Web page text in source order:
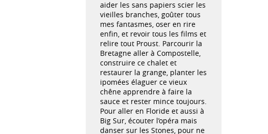
aider les sans papiers scier les
vieilles branches, goûter tous
mes fantasmes, oser en rire
enfin, et revoir tous les films et
relire tout Proust. Parcourir la
Bretagne aller à Compostelle,
construire ce chalet et
restaurer la grange, planter les
ipomées élaguer ce vieux
chêne apprendre à faire la
sauce et rester mince toujours.
Pour aller en Floride et aussi à
Big Sur, écouter l’opéra mais
danser sur les Stones, pour ne